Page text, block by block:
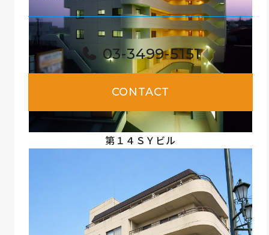
03-3499-5151
CONTACT
第１４ＳＹビル